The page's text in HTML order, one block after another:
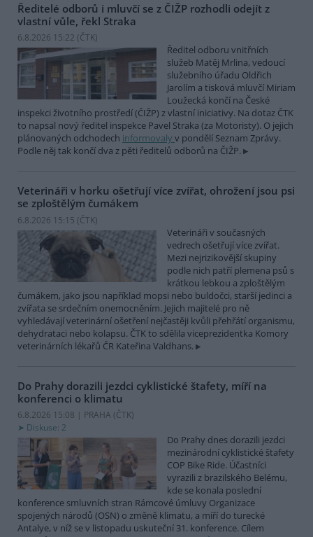
Ředitelé odborů i mluvčí se z ČIŽP rozhodli odejít z
vlastní vůle, řekl Straka
6.8.2026 15:22 (ČTK)
Ředitel odboru vnitřních
služeb Matěj Mrlina, vedoucí
služebního úřadu Oldřich
Jarolím a tisková mluvčí Miriam
Loužecká končí na České
inspekci životního prostředí (ČIŽP) z vlastní iniciativy. Na dotaz ČTK
to napsal nový ředitel inspekce Pavel Straka (za Motoristy). O jejich
plánovaných odchodech informovaly v pondělí Seznam Zprávy.
Podle něj tak končí dva z pěti ředitelů odborů na ČIŽP.
Veterináři v horku ošetřují více zvířat, ohrožení jsou psi
se zploštělým čumákem
6.8.2026 15:15 (ČTK)
Veterináři v současných
vedrech ošetřují více zvířat.
Mezi nejrizikovější skupiny
podle nich patří plemena psů s
krátkou lebkou a zploštělým
čumákem, jako jsou například mopsi nebo buldočci, starší jedinci a
zvířata se srdečním onemocněním. Jejich majitelé pro ně
vyhledávají veterinární ošetření nejčastěji kvůli přehřátí organismu,
dehydrataci nebo kolapsu. ČTK to sdělila viceprezidentka Komory
veterinárních lékařů ČR Kateřina Valdhans.
Do Prahy dorazili jezdci cyklistické štafety, míří na
konferenci o klimatu
6.8.2026 15:08 | PRAHA (ČTK)
Diskuse: 2
Do Prahy dnes dorazili jezdci
mezinárodní cyklistické štafety
COP Bike Ride. Účastníci
vyrazili z brazilského Belému,
kde se konala poslední
konference smluvních stran Rámcové úmluvy Organizace
spojených národů (OSN) o změně klimatu, a míří do turecké
Antalye, v níž se v listopadu uskuteční 31. konference. Cílem